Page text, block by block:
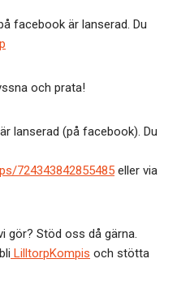
facebook är lanserad. Du
och prata!
lanserad (på facebook). Du
724343842855485 eller via
gör? Stöd oss då gärna.
LilltorpKompis och stötta